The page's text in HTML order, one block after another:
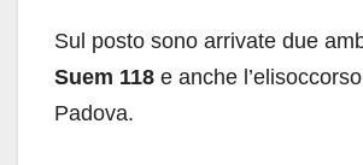
Sul posto sono arrivate due
Suem 118 e anche
Padova.